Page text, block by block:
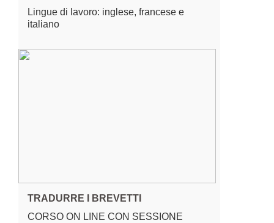
Lingue di lavoro: inglese, francese e
italiano
TRADURRE I BREVETTI
CORSO ON LINE CON SESSIONE